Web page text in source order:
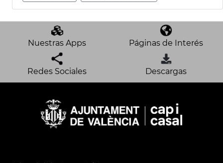
Nuestras Apps Páginas de Interés
Redes Sociales Descargas